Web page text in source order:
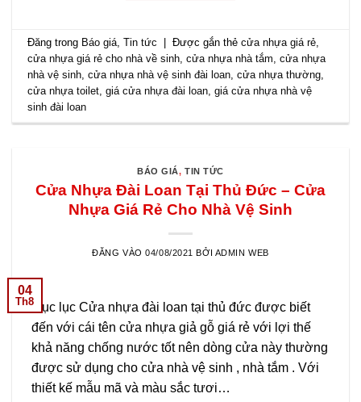
Đăng trong Báo giá,Tin tức Được gắn thẻcửa nhựa giá rẻ,
cửa nhựa giá rẻ cho nhà về sinh,cửa nhựa nhà tắm,cửa nhựa
nhà vệ sinh,cửa nhựa nhà vệ sinh đài loan,cửa nhựa thường,
cửa nhựa toilet,giá cửa nhựa đài loan,giá cửa nhựa nhà vệ
sinh đài loan
BÁO GIÁ,TIN TỨC
Cửa Nhựa Đài Loan Tại Thủ Đức – Cửa
Nhựa Giá Rẻ Cho Nhà Vệ Sinh
ĐĂNG VÀO04/08/2021 BỞI ADMIN WEB
04
Th8Mục lục Cửa nhựa đài loan tại thủ đức được biết
đến với cái tên cửa nhựa giả gỗ giá rẻ với lợi thế
khả năng chống nước tốt nên dòng cửa này thường
được sử dụng cho cửa nhà vệ sinh , nhà tắm . Với
thiết kế mẫu mã và màu sắc tươi…